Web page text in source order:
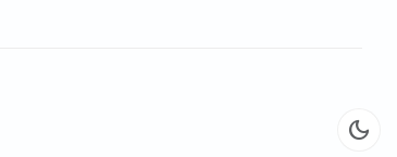
dark_mode